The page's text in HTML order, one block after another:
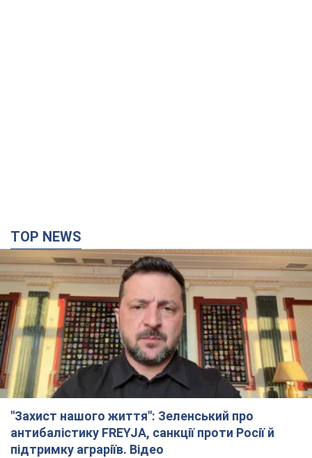
TOP NEWS
"Захист нашого життя": Зеленський про
антибалістику FREYJA, санкції проти Росії й
підтримку аграріїв. Відео